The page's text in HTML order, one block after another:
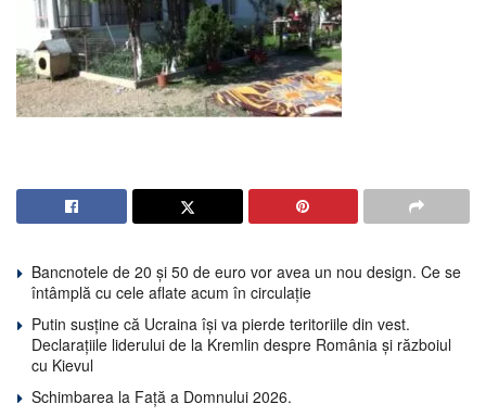
Bancnotele de 20 și 50 de euro vor avea un nou design. Ce se
întâmplă cu cele aflate acum în circulație
Putin susține că Ucraina își va pierde teritoriile din vest.
Declarațiile liderului de la Kremlin despre România și războiul
cu Kievul
Schimbarea la Față a Domnului 2026.